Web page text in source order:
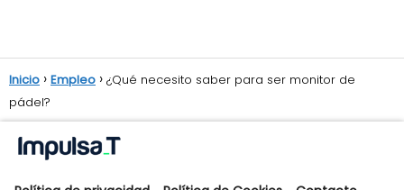
Inicio Empleo
¿Qué necesito saber para ser monitor de
pádel?